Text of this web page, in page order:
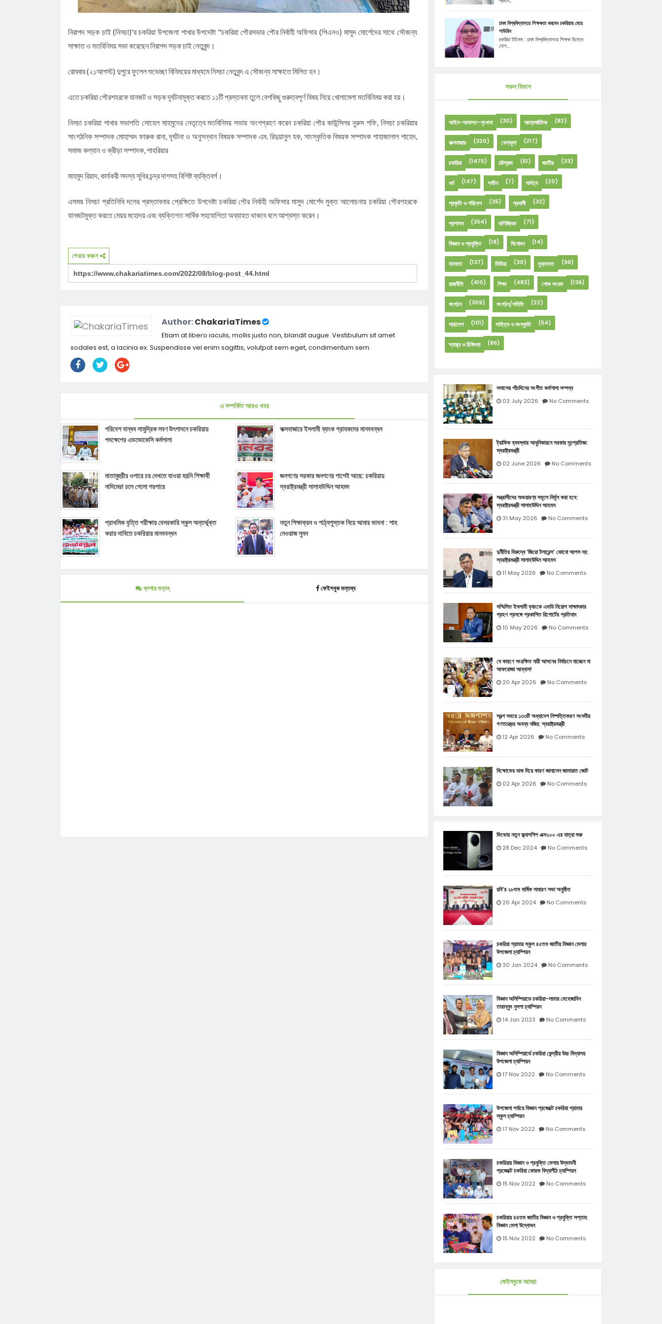
নিরাপদ সড়ক চাই (নিসচা)'র চকরিয়া উপজেলা শাখার উপদেষ্টা "চকরিয়া পৌরসভার পৌর নির্বাহী অফিসার (পিএনও) মাসুদ মোর্শেদের সাথে সৌজন্য
সাক্ষাত ও মতবিনিময় সভা করেছেন নিরাপদ সড়ক চাই নেতৃবৃন্দ।
রোববার (২১আগস্ট) দুপুরে ফুলেল শুভেচ্ছা বিনিময়ের মাধ্যমে নিসচা নেতৃবৃন্দ এ সৌজন্য সাক্ষাতে মিলিত হন।
এতে চকরিয়া পৌরশহরকে যানজট ও সড়ক দূর্ঘটনামূক্ত করতে ১১টি প্রস্তবনা তুলে বেশকিছু গুরুত্বপূর্ণ বিষয় নিয়ে খোলামেলা মতবিনিময় করা হয়।
নিসচা চকরিয়া শাখার সভাপতি সোহেল মাহমুদের নেতৃত্বে মতবিনিময় সভায় অংশগ্রহণ করেন চকরিয়া পৌর কাউন্সিলর নুরুস শফি, নিসচা চকরিয়ার
সাংগঠনিক সম্পাদক মোহাম্মদ ফারুক রানা, দূর্ঘটনা ও অনুসন্ধান বিষয়ক সম্পাদক এম. রিদুয়ানুল হক, সাংস্কৃতিক বিষয়ক সম্পাদক শাহাজালাল শাহেদ,
সমাজ কল্যান ও ক্রীড়া সম্পাদক, শাহরিয়ার
মাহমুদ রিয়াদ, কার্যকরী সদস্য সূধির চন্দ্র দাশসহ বিশিষ্ট ব্যক্তিবর্গ।
এসময় নিসচা প্রতিনিধি দলের প্রস্তাবনার প্রেক্ষিতে উপদেষ্টা চকরিয়া পৌর নির্বাহী অফিসার মাসুদ মোর্শেদ মুক্ত আলোচনায় চকরিয়া পৌরশহরকে
যানজটমুক্ত করতে মেয়র মহোদয় এবং ব্যক্তিগত সার্বিক সহযোগিতা অব্যাহত থাকবে বলে আশ্বস্ত করেন।
শেয়ার করুন
Author:ChakariaTimes
Etiam at libero iaculis, mollis justo non, blandit augue. Vestibulum sit amet
sodales est, a lacinia ex. Suspendisse vel enim sagittis, volutpat sem eget, condimentum sem.
এ সম্পর্কিত আরও খবর
পরিবেশ বান্ধব সামুদ্রিক লবণ উৎপাদনে চকরিয়ায়
পদক্ষেপের এডভোকেসি কর্মশালা
কক্সবাজারে ইসলামী ব্যাংক গ্রাহকদের মানববন্ধন
মাতামুহুরীর ওপারে চর দেখতে যাওয়া হয়নি শিক্ষার্থী
নাদিমের! চলে গেলো পরপারে
জনগণের সরকার জনগণের পাশেই আছে: চকরিয়ায়
স্বরাষ্ট্রমন্ত্রী সালাহউদ্দিন আহমদ
প্রাথমিক বৃত্তি পরীক্ষায় বেসরকারি স্কুল অন্তর্ভূক্ত
করার দাবিতে চকরিয়ায় মানববন্ধন
নতুন শিক্ষাক্রম ও পাঠ্যপুস্তক নিয়ে আমার ভাবনা : শাহ
নেওয়াজ সুমন
ব্লগার মন্তব্ ফেইসবুক মন্তব্য
ঢাকা বিশ্ববিদ্যালয়ে শিক্ষকতা করবেন চকরিয়ার মেয়ে
শাউরিন
চকরিয়া টাইমস : ঢাকা বিশ্ববিদ্যালয়ে শিক্ষক হিসেবে
যোগ...
সকল বিভাগ
আইন-আদালত-শৃংখলা (30) আন্তর্জাতিক (82)
কক্সবাজার (320) খেলাধুলা (217)
চকরিয়া (1475) চট্টগ্রাম (51) জাতীয় (33)
ধর্ম (147) পর্যটন (7) পার্বত্য (20)
প্রকৃতি ও পরিবেশ (35) প্রবাসী (32)
প্রশাসন (354) বাণিজ্যিক (71)
বিজ্ঞান ও প্রযুক্তি (18) বিনোদন (14)
মানবতা (137) মিডিয়া (30) মুক্তমত (99)
রাজনীতি (410) শিক্ষা (483) শোক সংবাদ (136)
সংগঠন (309) সংগঠন/সমিতি (22)
সারাদেশ (101) সাহিত্য ও সংস্কৃতি (54)
স্বাস্থ্য ও চিকিৎসা (86)
সসাসের পাঁচদিনের সংগীত কর্মশালা সম্পন্ন
03 July 2026 No Comments
ট্রাফিক ব্যবস্থার আধুনিকায়নে সরকার দৃঢ়প্রতিজ্ঞ:
স্বরাষ্ট্রমন্ত্রী
02 June 2026 No Comments
সন্ত্রাসীদের অভয়ারণ্য সমূলে নির্মূল করা হবে:
স্বরাষ্ট্রমন্ত্রী সালাহউদ্দিন আহমদ
31 May 2026 No Comments
দুর্নীতির বিরুদ্ধে ‘জিরো টলারেন্স’ কোনো আপস নয়:
স্বরাষ্ট্রমন্ত্রী সালাহউদ্দিন আহমদ
11 May 2026 No Comments
সম্মিলিত ইসলামী ব‍্যাংকে এমডি নিয়োগ সাক্ষাৎকার
গ্রহণ প্রসঙ্গে প্রকাশিত রিপোর্টের প্রতিবাদ
10 May 2026 No Comments
যে কারণে সংরক্ষিত নারী আসনের নির্বাচনে যাচ্ছেন না
আফরোজা আব্বাস!
20 Apr 2026 No Comments
স্বল্প সময়ে ১৩৩টি অধ্যাদেশ নিষ্পত্তিকরণ সংসদীয়
গণতন্ত্রের অনন্য নজির: স্বরাষ্ট্রমন্ত্রী
12 Apr 2026 No Comments
বিক্ষোভের ডাক দিয়ে কারণ জানালেন জামায়াত জোট
02 Apr 2026 No Comments
ভিভোর নতুন ফ্ল্যাগশিপ এক্স২০০ এর যাত্রা শুরু
28 Dec 2024 No Comments
রবি’র ২৮তম বার্ষিক সাধারণ সভা অনুষ্ঠিত
26 Apr 2024 No Comments
চকরিয়া গ্রামার স্কুল ৪৫তম জাতীয় বিজ্ঞান মেলায়
উপজেলা চ্যাম্পিয়ন
30 Jan 2024 No Comments
বিজ্ঞান অলিম্পিয়াডে চকরিয়া-লামায় মেহেজাবিন
তারান্নুম নুসপা চ্যাম্পিয়ন
14 Jan 2023 No Comments
বিজ্ঞান অলিম্পিয়ার্ডে চকরিয়া কেন্দ্রীয় উচ্চ বিদ্যালয়
উপজেলা চ্যাম্পিয়ন
17 Nov 2022 No Comments
উপজেলা পর্যায়ে বিজ্ঞান প্রজেক্টে চকরিয়া গ্রামার
স্কুল চ্যাম্পিয়ন
17 Nov 2022 No Comments
চকরিয়ায় বিজ্ঞান ও প্রযুক্তি মেলায় উদ্ভাবনী
প্রজেক্টে চকরিয়া কোরক বিদ্যাপীঠ চ্যাম্পিয়ন
15 Nov 2022 No Comments
চকরিয়ায় ৪৪তম জাতীয় বিজ্ঞান ও প্রযুক্তি সপ্তাহ
বিজ্ঞান মেলা উদ্বোধন
15 Nov 2022 No Comments
ফেইসবুকে আমরা